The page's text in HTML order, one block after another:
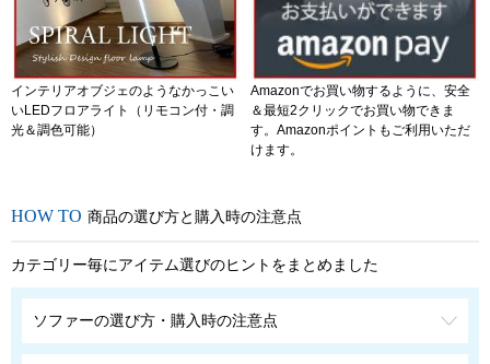
インテリアオブジェのようなかっこい
いLEDフロアライト（リモコン付・調
光＆調色可能）
Amazonでお買い物するように、安全
＆最短2クリックでお買い物できま
す。Amazonポイントもご利用いただ
けます。
商品の選び方と購入時の注意点
カテゴリー毎にアイテム選びのヒントをまとめました
ソファーの選び方・購入時の注意点